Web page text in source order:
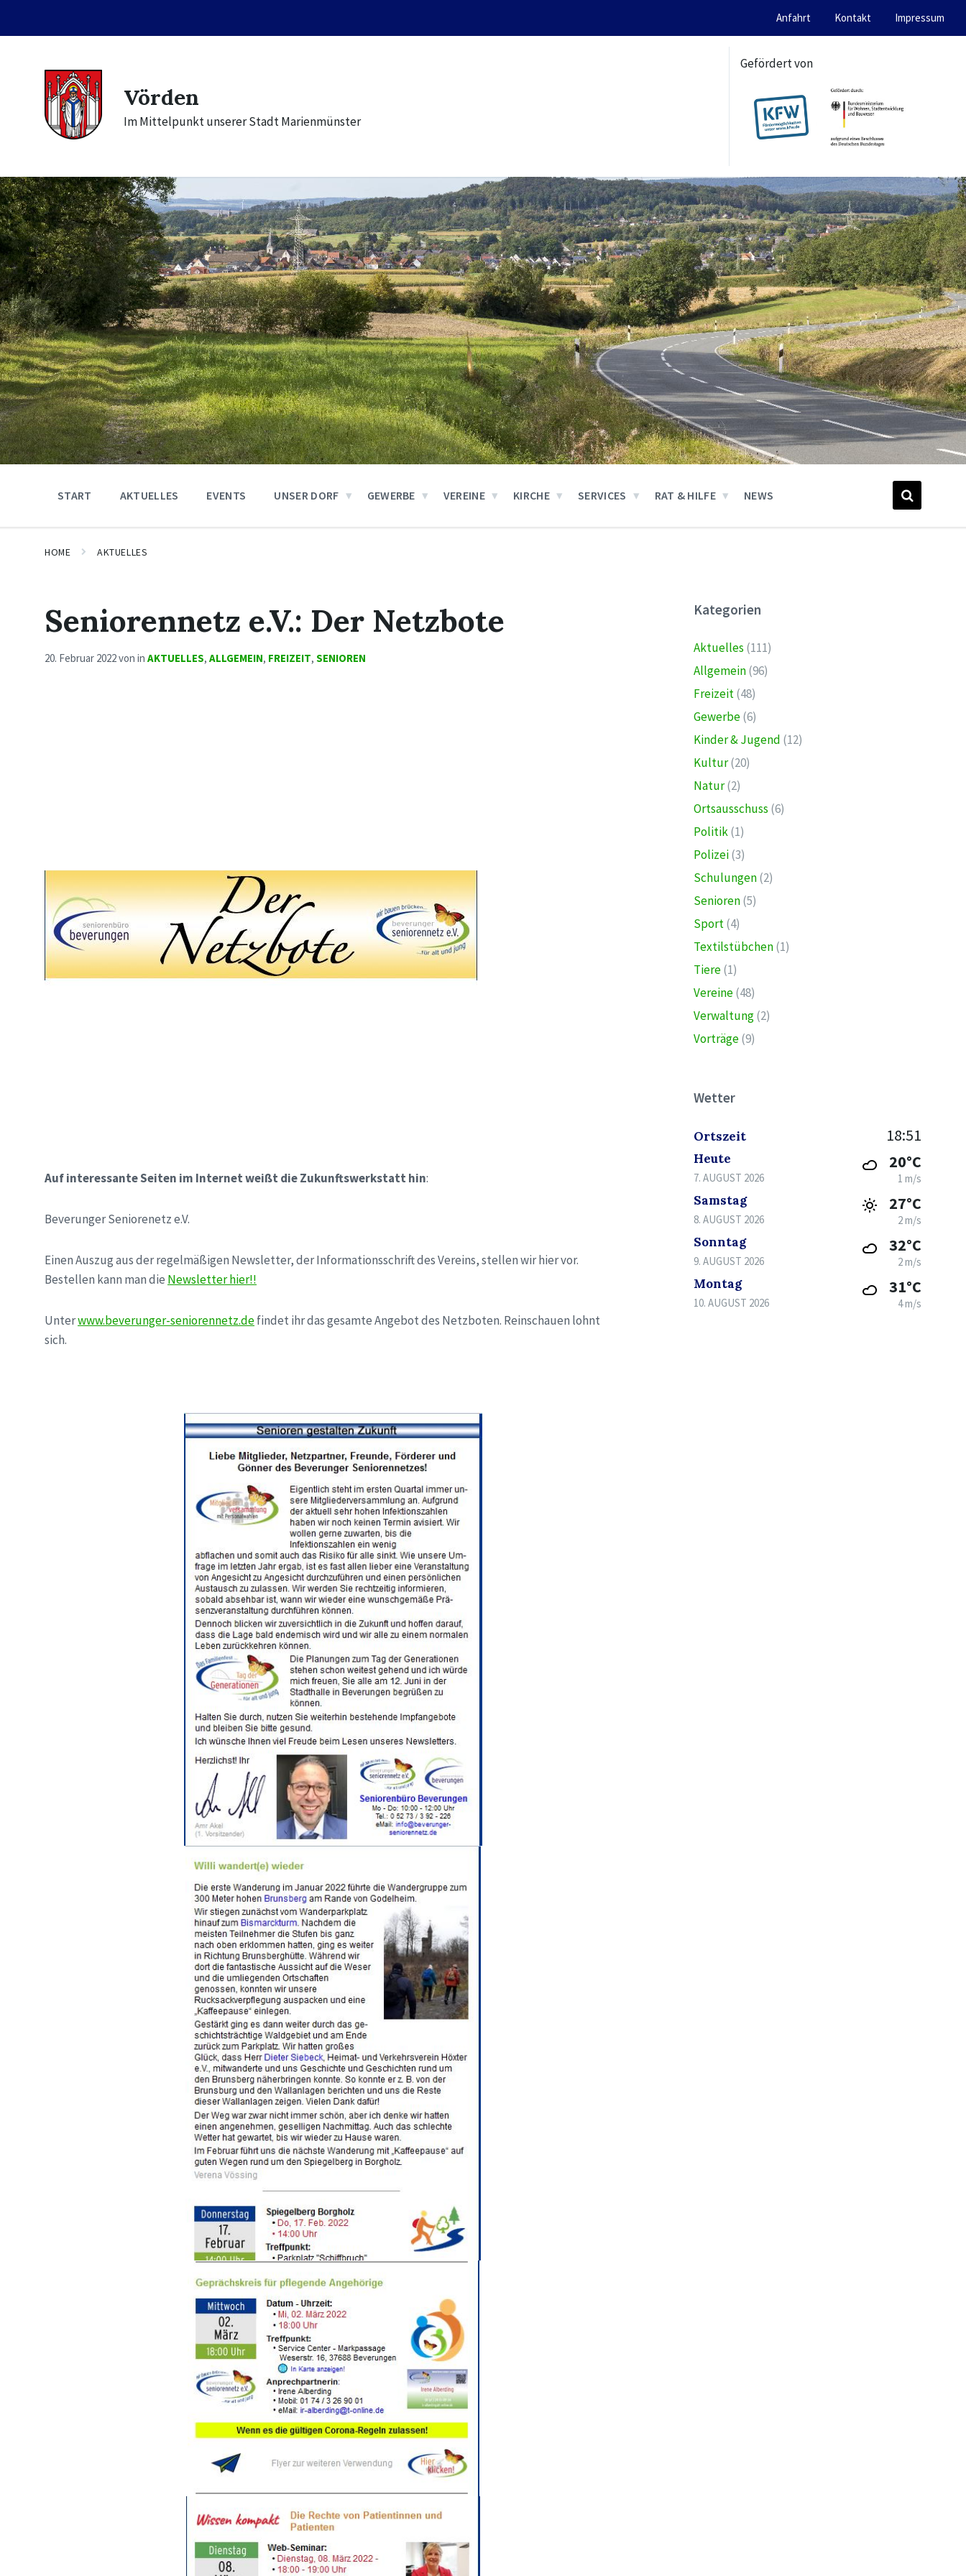
content
main
footer
Anfahrt Kontakt Impressum
Vörden
Im Mittelpunkt unserer Stadt Marienmünster
Gefördert von
START AKTUELLES EVENTS UNSER DORF GEWERBE VEREINE KIRCHE SERVICES RAT & HILFE NEWS
HOME AKTUELLES
Seniorennetz e.V.: Der Netzbote
20. Februar 2022von in AKTUELLES, ALLGEMEIN, FREIZEIT, SENIOREN
Auf interessante Seiten im Internet weißt die Zukunftswerkstatt hin:
Beverunger Seniorenetz e.V.
Einen Auszug aus der regelmäßigen Newsletter, der Informationsschrift des Vereins, stellen wir hier vor.
Bestellen kann man die Newsletter hier!!
Unterwww.beverunger-seniorennetz.defindet ihr das gesamte Angebot des Netzboten. Reinschauen lohnt
sich.
Kategorien
Aktuelles (111)
Allgemein(96)
Freizeit(48)
Gewerbe(6)
Kinder & Jugend (12)
Kultur(20)
Natur(2)
Ortsausschuss (6)
Politik(1)
Polizei(3)
Schulungen(2)
Senioren(5)
Sport(4)
Textilstübchen(1)
Tiere(1)
Vereine(48)
Verwaltung(2)
Vorträge(9)
Wetter
Ortszeit 18:51
Heute
7. AUGUST 2026
20°C
1 m/s
Samstag
8. AUGUST 2026
27°C
2 m/s
Sonntag
9. AUGUST 2026
32°C
2 m/s
Montag
10. AUGUST 2026
31°C
4 m/s